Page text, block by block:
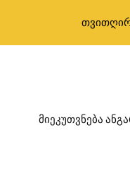
მიეკუთვნება